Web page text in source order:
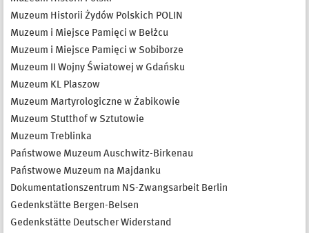
Muzeum Historii Żydów Polskich POLIN
Muzeum i Miejsce Pamięci w Bełżcu
Muzeum i Miejsce Pamięci w Sobiborze
Muzeum II Wojny Światowej w Gdańsku
Muzeum KL Plaszow
Muzeum Martyrologiczne w Żabikowie
Muzeum Stutthof w Sztutowie
Muzeum Treblinka
Państwowe Muzeum Auschwitz-Birkenau
Państwowe Muzeum na Majdanku
Dokumentationszentrum NS-Zwangsarbeit Berlin
Gedenkstätte Bergen-Belsen
Gedenkstätte Deutscher Widerstand